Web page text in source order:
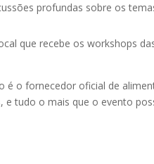
profundas sobre os
que recebe os workshops
é o fornecedor oficial de
e tudo o mais que o evento